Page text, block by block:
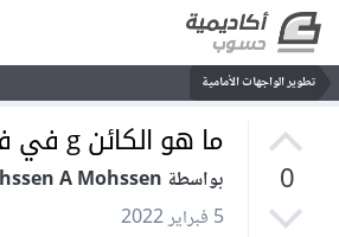
تطوير الواجهات الأمامية
0
ما هو الكائن g في فلاسك Flask؟
بواسطة Mohssen A Mohssen
5 فبراير 2022